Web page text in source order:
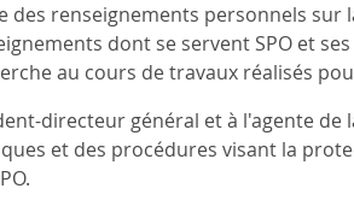
des renseignements personnels sur
dont se servent SPO et
au cours de travaux réalisés
directeur général et à l'agente de
et des procédures visant la